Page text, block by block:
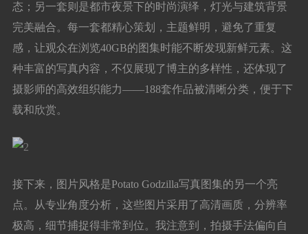
态；另一套则是都市夜景下的时尚演绎，灯光与建筑背景
完美融合。每一套都精心策划，主题鲜明，避免了重复
感，让观众在浏览40GB的图集时能不断发现新鲜元素。这
种丰富的写真内容，不仅展现了博主的多样性，还体现了
摄影师的高效组织能力——188套作品被清晰分类，便于下
载和欣赏。
接下来，图片风格是Potato Godzilla写真图集的另一个亮
点。从专业角度分析，这些图片采用了高清画质，分辨率
极高，细节捕捉得非常到位。我注意到，拍摄手法偏向自